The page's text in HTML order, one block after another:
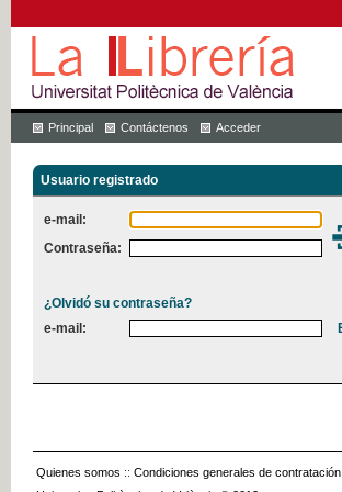
Principal Contáctenos Acceder
Usuario registrado
e-mail:
Contraseña:
¿Olvidó su contraseña?
e-mail:
Quienes somos :: Condiciones generales de contratación